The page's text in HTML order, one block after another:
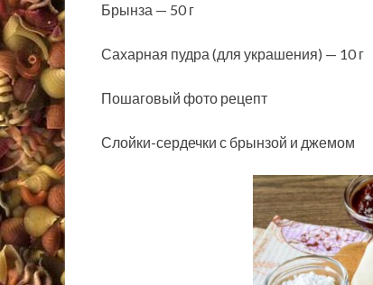
Брынза — 50 г
Сахарная пудра (для украшения) — 10 г
Пошаговый фото рецепт
Слойки-сердечки с брынзой и джемом